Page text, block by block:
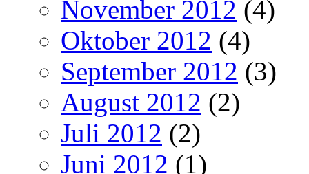
November 2012 (4)
Oktober 2012 (4)
September 2012 (3)
August 2012 (2)
Juli 2012 (2)
Juni 2012 (1)